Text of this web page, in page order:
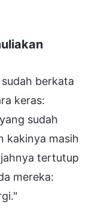
berkata
keras:
sudah
kakinya masih
tertutup
mereka: